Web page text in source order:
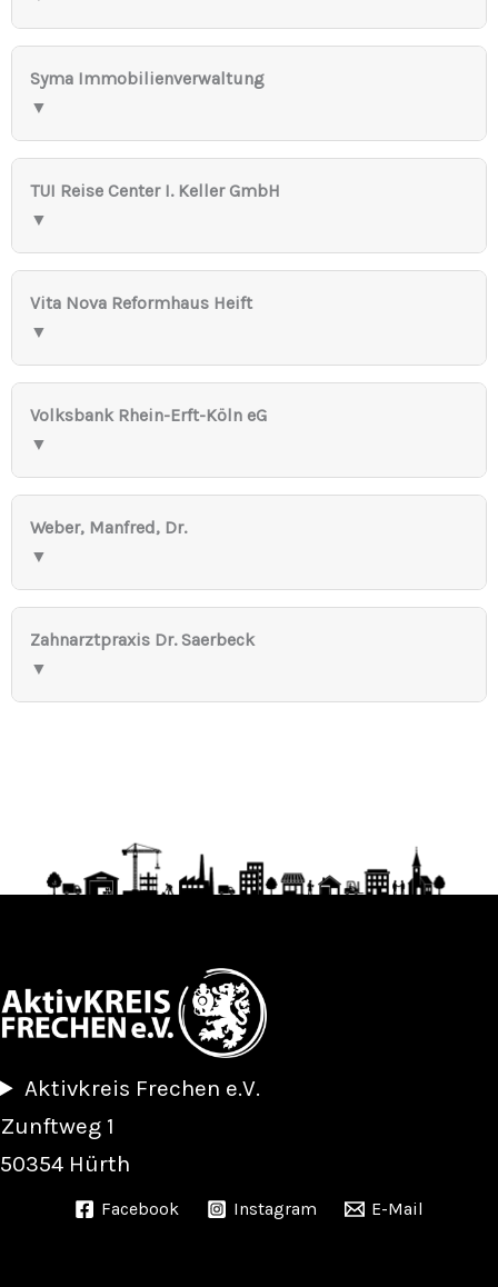
Syma Immobilienverwaltung
▼
TUI Reise Center I. Keller GmbH
▼
Vita Nova Reformhaus Heift
▼
Volksbank Rhein-Erft-Köln eG
▼
Weber, Manfred, Dr.
▼
Zahnarztpraxis Dr. Saerbeck
▼
Aktivkreis Frechen e.V.
Zunftweg 1
50354 Hürth
Facebook Instagram E-Mail